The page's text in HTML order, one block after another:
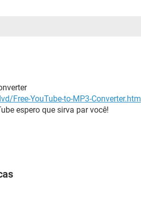
Free-YouTube-to-MP3-Converter.htm
espero que sirva par você!